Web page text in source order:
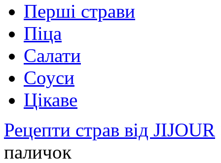
Перші страви
Піца
Салати
Соуси
Цікаве
Рецепти страв від JIJOUR
паличок